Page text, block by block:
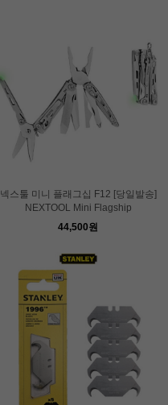
넥스툴 미니 플래그십 F12 [당일발송]
NEXTOOL Mini Flagship
44,500원